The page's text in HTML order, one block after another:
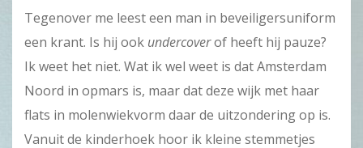
Tegenover me leest een man in beveiligersuniform
een krant. Is hij ook undercoverof heeft hij pauze?
Ik weet het niet. Wat ik wel weet is dat Amsterdam
Noord in opmars is, maar dat deze wijk met haar
flats in molenwiekvorm daar de uitzondering op is.
Vanuit de kinderhoek hoor ik kleine stemmetjes